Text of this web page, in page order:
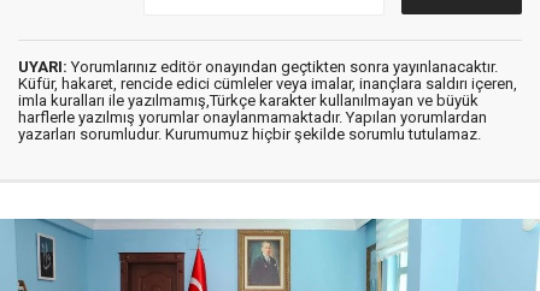
UYARI: Yorumlarınız editör onayından geçtikten sonra yayınlanacaktır.
Küfür, hakaret, rencide edici cümleler veya imalar, inançlara saldırı içeren,
imla kuralları ile yazılmamış,Türkçe karakter kullanılmayan ve büyük
harflerle yazılmış yorumlar onaylanmamaktadır. Yapılan yorumlardan
yazarları sorumludur. Kurumumuz hiçbir şekilde sorumlu tutulamaz.